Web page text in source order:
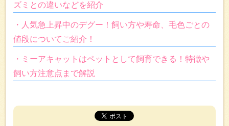
ズミとの違いなどを紹介
・人気急上昇中のデグー！飼い方や寿命、毛色ごとの
値段についてご紹介！
・ミーアキャットはペットとして飼育できる！特徴や
飼い方注意点まで解説